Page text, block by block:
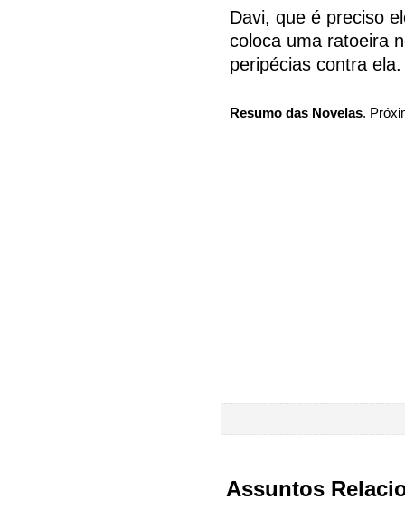
Davi, que é preciso
coloca uma ratoeira
peripécias contra ela.
Resumo das Novelas.
Assuntos